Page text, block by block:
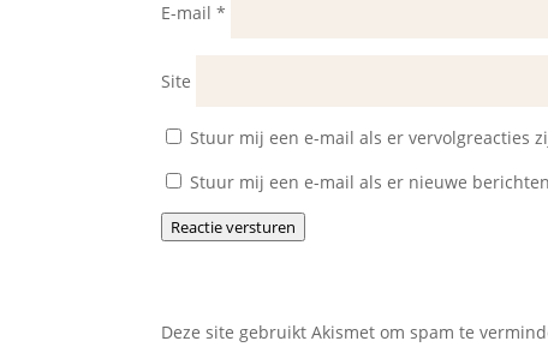
E-mail*
Site
Stuur mij een e-mail als er vervolgreacties
Stuur mij een e-mail als er nieuwe
Reactie versturen
Deze site gebruikt Akismet om spam te